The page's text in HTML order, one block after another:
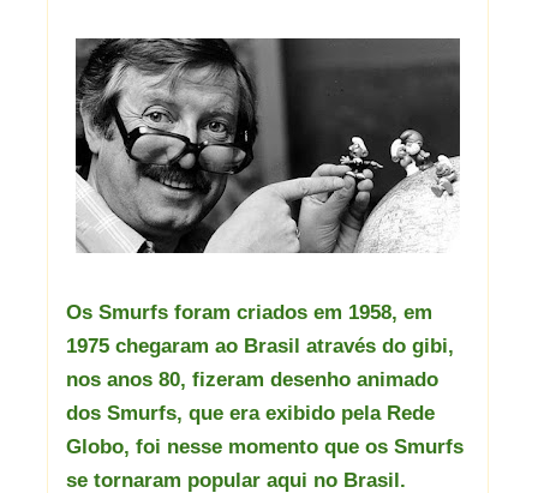
Os Smurfs foram criados em 1958, em
1975 chegaram ao Brasil através do gibi,
nos anos 80, fizeram desenho animado
dos Smurfs, que era exibido pela Rede
Globo, foi nesse momento que os Smurfs
se tornaram popular aqui no Brasil.